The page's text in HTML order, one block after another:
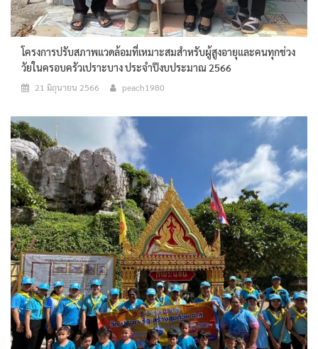
โครงการปรับสภาพแวดล้อมที่เหมาะสมสำหรับผู้สูงอายุและคนทุกช่วง
วัยในครอบครัวเปราะบาง ประจำปีงบประมาณ 2566
21 มิถุนายน 2566 peach1980